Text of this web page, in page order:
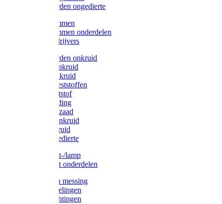
Protect Garden ongedierte
Mollenklemmen
Mollenklemmen onderdelen
Mollenverdrijvers
Protect Garden onkruid
Diversen onkruid
Solabiol onkruid
Solabiol meststoffen
Pokon meststof
Pokon voeding
Pokon graszaad
Roundup onkruid
Pokon onkruid
Pokon ongedierte
Vliegenkast-/lamp
Vliegenkast onderdelen
Zuigkorven messing
Geka koppelingen
Geka afdichtingen